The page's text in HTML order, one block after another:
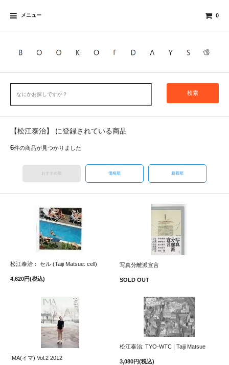
メニュー 0
検索
【松江泰治】 に登録されている商品
6件の商品が見つかりました
おすすめ順 価格順 新着順
松江泰治： セル (Taiji Matsue: cell)
4,620円(税込)
写真分離派宣言
SOLD OUT
IMA(イマ) Vol.2 2012
松江泰治: TYO-WTC | Taiji Matsue
3,080円(税込)